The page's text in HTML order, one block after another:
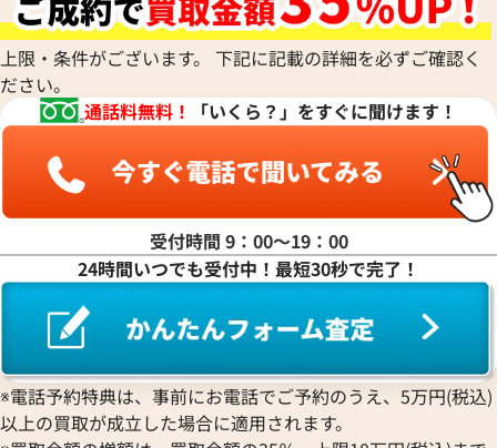
上限・条件がございます。 下記に記載の詳細を必ずご確認く
ださい。
通話料無料！
「いくら？」をすぐに聞けます！
受付時間 9：00〜19：00
24時間いつでも受付中！最短30秒で完了！
※電話予約特典は、事前にお電話でご予約のうえ、5万円(税込)
以上の買取が成立した場合に適用されます。